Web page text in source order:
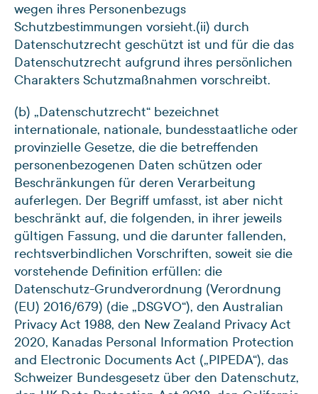
wegen ihres Personenbezugs
Schutzbestimmungen vorsieht.(ii) durch
Datenschutzrecht geschützt ist und für die das
Datenschutzrecht aufgrund ihres persönlichen
Charakters Schutzmaßnahmen vorschreibt.
(b) „Datenschutzrecht“ bezeichnet
internationale, nationale, bundesstaatliche oder
provinzielle Gesetze, die die betreffenden
personenbezogenen Daten schützen oder
Beschränkungen für deren Verarbeitung
auferlegen. Der Begriff umfasst, ist aber nicht
beschränkt auf, die folgenden, in ihrer jeweils
gültigen Fassung, und die darunter fallenden,
rechtsverbindlichen Vorschriften, soweit sie die
vorstehende Definition erfüllen: die
Datenschutz-Grundverordnung (Verordnung
(EU) 2016/679) (die „DSGVO“), den Australian
Privacy Act 1988, den New Zealand Privacy Act
2020, Kanadas Personal Information Protection
and Electronic Documents Act („PIPEDA“), das
Schweizer Bundesgesetz über den Datenschutz,